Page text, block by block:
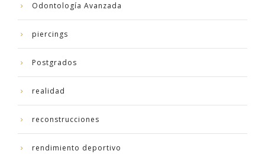
Odontología Avanzada
piercings
Postgrados
realidad
reconstrucciones
rendimiento deportivo